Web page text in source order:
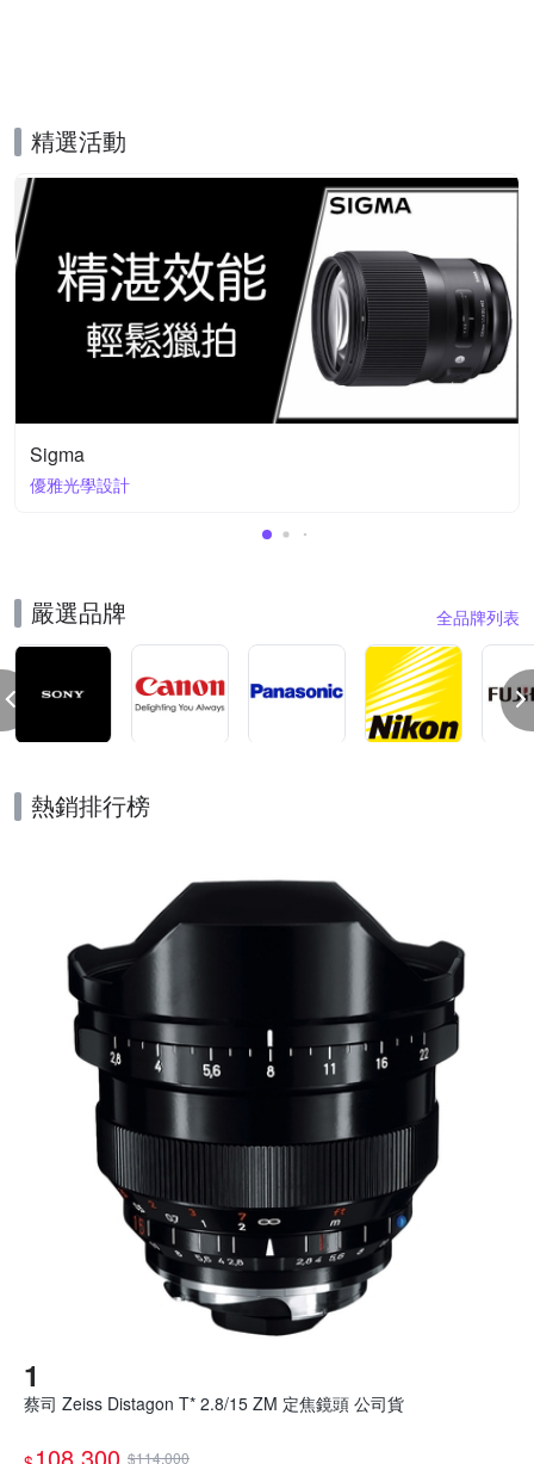
精選活動
Sigma
優雅光學設計
嚴選品牌 全品牌列表
熱銷排行榜
蔡司 Zeiss Distagon T* 2.8/15 ZM 定焦鏡頭 公司貨
$114,000